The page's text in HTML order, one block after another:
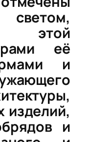
этой
её
и
изделий,
и